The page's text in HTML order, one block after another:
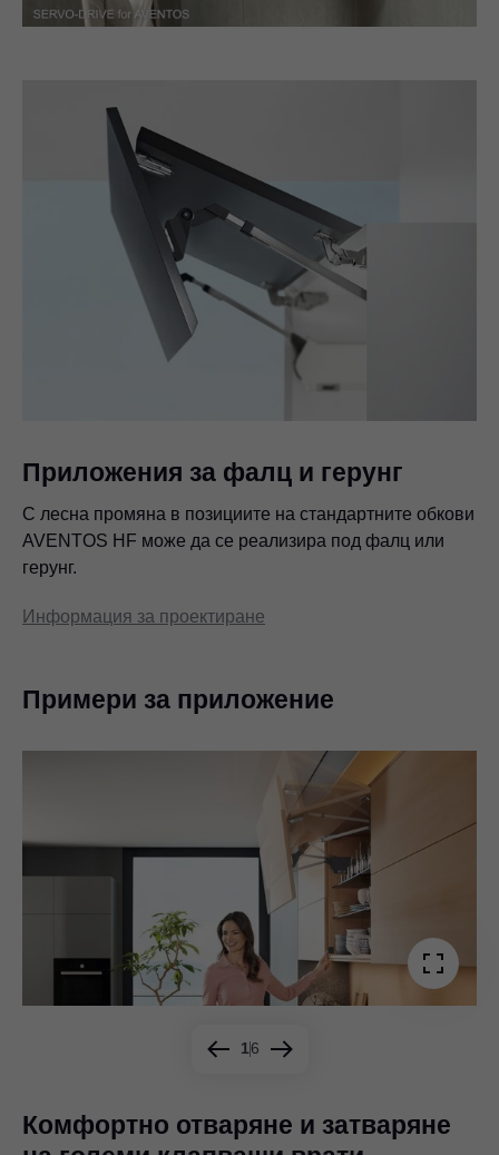
Приложения за фалц и герунг
С лесна промяна в позициите на стандартните обкови
AVENTOS HF може да се реализира под фалц или
герунг.
Информация за проектиране
Примери за приложение
16
Комфортно отваряне и затваряне